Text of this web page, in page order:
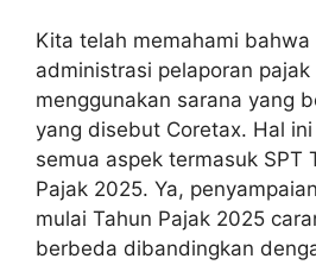
Kita telah memahami bahwa
administrasi pelaporan
menggunakan sarana yang
yang disebut Coretax. Hal
semua aspek termasuk SPT
Pajak 2025. Ya,
mulai Tahun Pajak 2025
berbeda dibandingkan